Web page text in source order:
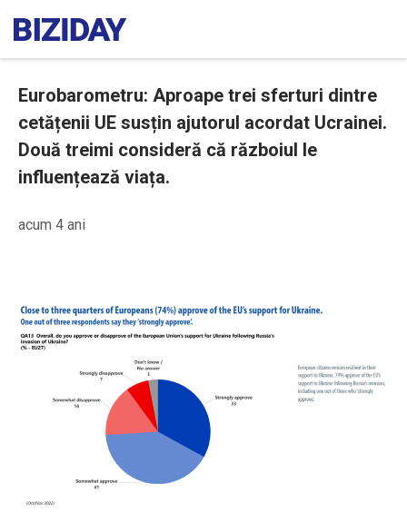
Eurobarometru: Aproape trei sferturi dintre
cetățenii UE susțin ajutorul acordat Ucrainei.
Două treimi consideră că războiul le
influențează viața.
acum 4 ani